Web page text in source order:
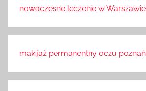
nowoczesne leczenie w Warszawie
makijaż permanentny oczu poznań